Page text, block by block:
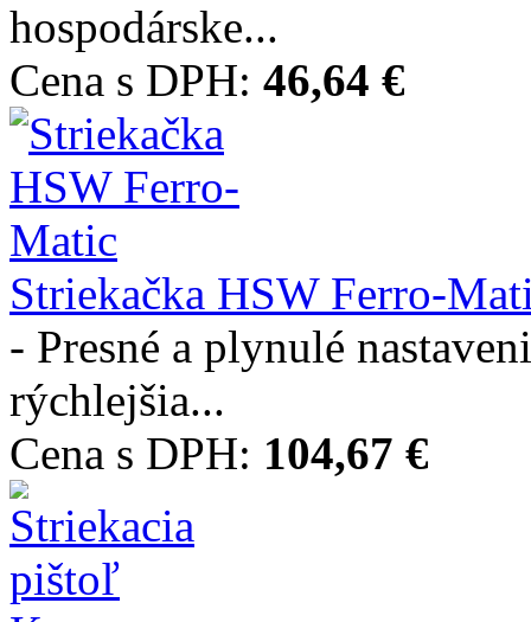
hospodárske...
Cena s DPH: 46,64 €
Striekačka HSW Ferro-
- Presné a plynulé
rýchlejšia...
Cena s DPH: 104,67 €